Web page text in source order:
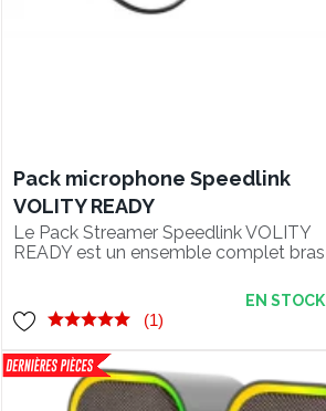
Pack microphone Speedlink
VOLITY READY
Le Pack Streamer Speedlink VOLITY
READY est un ensemble complet bras
(1)
EN STOCK